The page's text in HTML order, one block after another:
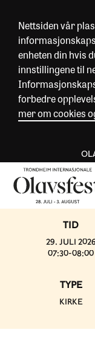
Nettsiden vår
enheten din hvis
innstillingene til
forbedre
mer om cookies
TID
29. JULI 2026
07:30-08:00
TYPE
KIRKE